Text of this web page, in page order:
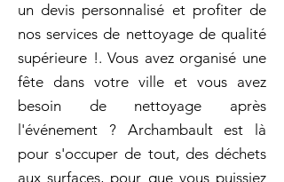
un devis personnalisé et profiter de
nos services de nettoyage de qualité
supérieure !. Vous avez organisé une
fête dans votre ville et vous avez
besoin de nettoyage après
l'événement ? Archambault est là
pour s'occuper de tout, des déchets
aux surfaces, pour que vous puissiez